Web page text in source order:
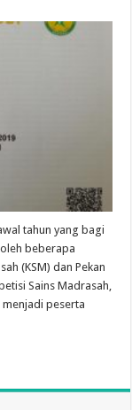
tahun yang bagi
beberapa
(KSM) dan Pekan
Sains Madrasah,
peserta